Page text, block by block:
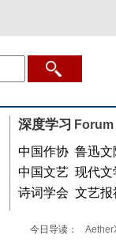
深度学习 Forum
中国作协 鲁迅文
中国文艺 现代文
诗词学会 文艺报
今日导读：